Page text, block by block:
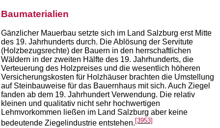
Baumaterialien
Gänzlicher Mauerbau setzte sich im Land Salzburg erst Mitte
des 19. Jahrhunderts durch. Die Ablösung der Servitute
(Holzbezugsrechte) der Bauern in den herrschaftlichen
Wäldern in der zweiten Hälfte des 19. Jahrhunderts, die
Verteuerung des Holzpreises und die wesentlich höheren
Versicherungskosten für Holzhäuser brachten die Umstellung
auf Steinbauweise für das Bauernhaus mit sich. Auch Ziegel
fanden ab dem 19. Jahrhundert Verwendung. Die relativ
kleinen und qualitativ nicht sehr hochwertigen
Lehmvorkommen ließen im Land Salzburg aber keine
bedeutende Ziegelindustrie entstehen. [3953]